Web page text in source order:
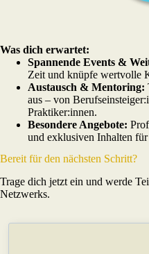
Was dich erwartet:
Spannende Events &
Zeit und knüpfe wertvolle
Austausch & Mentoring:
aus – von
Praktiker:innen.
Besondere Angebote:
und exklusiven Inhalten
Bereit für den nächsten Schritt?
Trage dich jetzt ein und werde
Netzwerks.